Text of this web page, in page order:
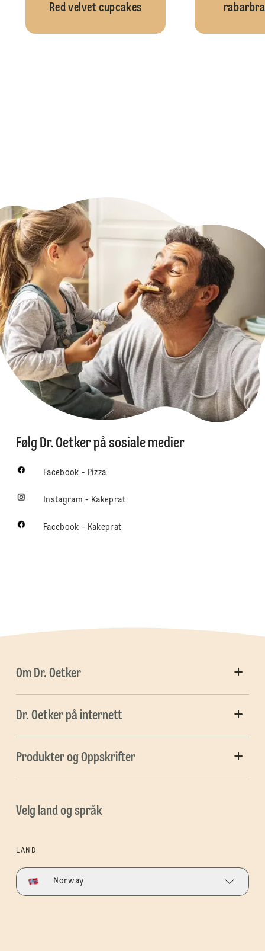
Red velvet cupcakes
Følg Dr. Oetker på sosiale medier
Facebook - Pizza
Instagram - Kakeprat
Facebook - Kakeprat
Om Dr. Oetker
Dr. Oetker på internett
Produkter og Oppskrifter
Velg land og språk
LAND
Norway